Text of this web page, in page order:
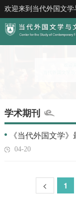
欢迎来到当代外国文学
学术期刊
《当代外国文学
04-20
< 1